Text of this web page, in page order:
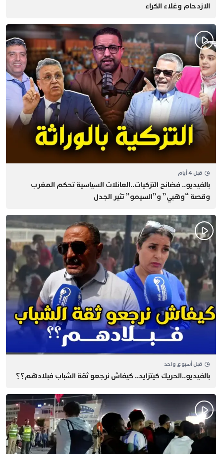
الازدحام وغلاء الكراء
قبل 4 أيام
بالفيديو.. فضائح التزكيات..العائلات السياسية تحكم المغرب
وقصة “وهبي” و”السيمو” تثير الجدل
قبل أسبوع واحد
بالفيديو..الحريك كيتزايد.. كيفاش نرجعو ثقة الشباب فبلادهم؟؟